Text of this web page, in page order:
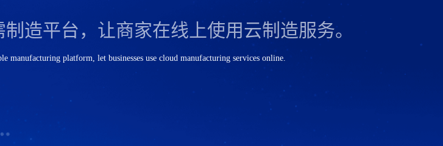
造平台，让商家在线上使用云制造服务。
platform, let businesses use cloud manufacturing services online.